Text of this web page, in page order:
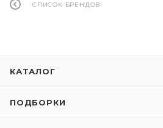
СПИСОК БРЕНДОВ
КАТАЛОГ
ПОДБОРКИ